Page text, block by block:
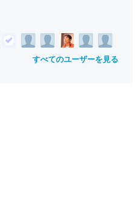
すべてのユーザーを見る